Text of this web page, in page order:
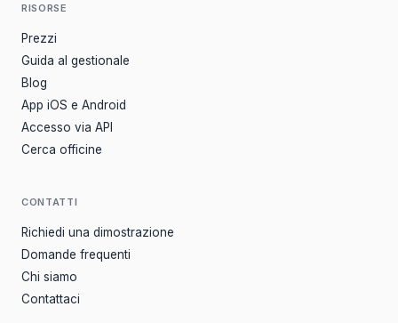
RISORSE
Prezzi
Guida al gestionale
Blog
App iOS e Android
Accesso via API
Cerca officine
CONTATTI
Richiedi una dimostrazione
Domande frequenti
Chi siamo
Contattaci